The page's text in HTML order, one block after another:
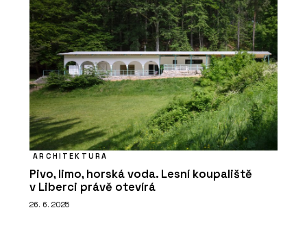
ARCHITEKTURA
Pivo, limo, horská voda. Lesní koupaliště
v Liberci právě otevírá
26. 6. 2025